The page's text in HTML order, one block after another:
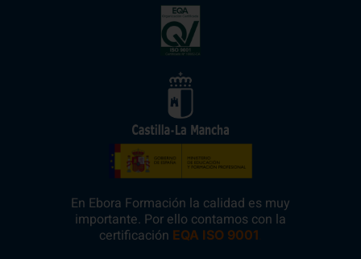
En Ebora Formación la calidad es muy
importante. Por ello contamos con la
certificación EQA ISO 9001